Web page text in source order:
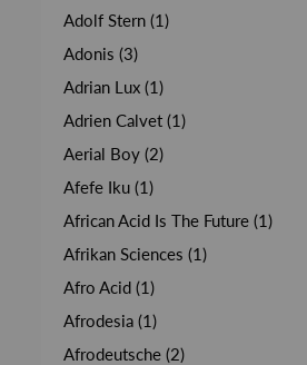
Adolf Stern (1)
Adonis (3)
Adrian Lux (1)
Adrien Calvet (1)
Aerial Boy (2)
Afefe Iku (1)
African Acid Is The Future (1)
Afrikan Sciences (1)
Afro Acid (1)
Afrodesia (1)
Afrodeutsche (2)